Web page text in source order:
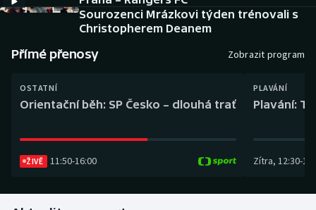
Biatlon
Boby a skeleton
Curling
Dostihy
Historické návraty
Aplikace ČT sport
AZ kvíz
Sourozenci Mrázkovi týden trénovali s
Christopherem Deanem
Přímé přenosy Zobrazit program
OSTATNÍ
Orientační běh: SP Česko – dlouhá trať
ŽIVĚ 11:50-16:00
PLAVÁNÍ
Plavání:
Zítra, 12:30-